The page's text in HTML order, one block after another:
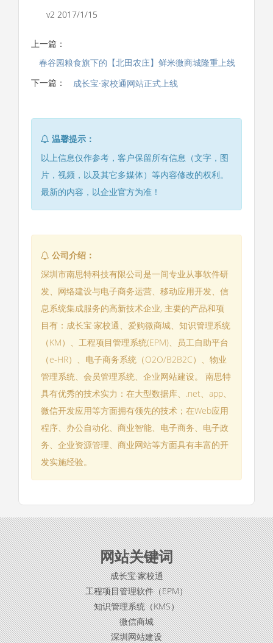
v2 2017/1/15
上一篇：
春谷园粮食旗下的【北田农庄】鲜米微商城隆重上线
下一篇：
成长宝·家校通网站正式上线
温馨提示：
以上信息仅作参考，客户保留所有信息（文字，图
片，视频，以及其它多媒体）等内容修改的权利。
最新的内容，以企业官方为准！
公司介绍：
深圳市南思特科技有限公司是一间专业从事软件研
发、网络建设与电子商务运营、移动应用开发、信
息系统集成服务的高新技术企业, 主要的产品和项
目有：成长宝·家校通、爱购微商城、知识管理系统
（KM）、工程项目管理系统(EPM)、员工自助平台
（e-HR）、电子商务系统（O2O/B2B2C）、物业
管理系统、会员管理系统、企业网站建设。 南思特
具有优秀的技术实力：在大型数据库、.net、app、
微信开发应用等方面拥有领先的技术；在Web应用
程序、办公自动化、商业智能、电子商务、电子政
务、企业资源管理、商业网站等方面具有丰富的开
发实施经验。
网站关键词
成长宝·家校通
工程项目管理软件（EPM）
知识管理系统（KMS）
微信商城
深圳网站建设